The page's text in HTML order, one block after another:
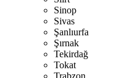
Sinop
Sivas
Şanlıurfa
Şırnak
Tekirdağ
Tokat
Trabzon